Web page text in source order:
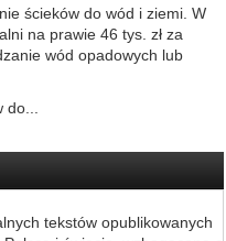
ścieków do wód i ziemi. W
na prawie 46 tys. zł za
wód opadowych lub
tekstów opublikowanych